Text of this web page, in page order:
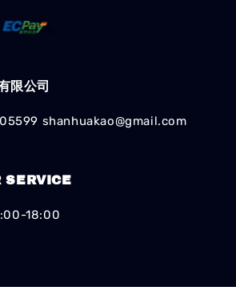
限公司
shanhuakao@gmail.com
SERVICE
18:00